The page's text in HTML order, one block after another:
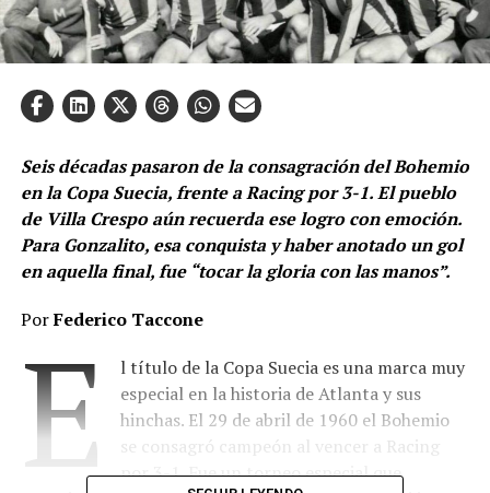
Seis décadas pasaron de la consagración del Bohemio
en la Copa Suecia, frente a Racing por 3-1. El pueblo
de Villa Crespo aún recuerda ese logro con emoción.
Para Gonzalito, esa conquista y haber anotado un gol
en aquella final, fue “tocar la gloria con las manos”.
PorFederico Taccone
E
l título de la Copa Suecia es una marca muy
especial en la historia de Atlanta y sus
hinchas. El 29 de abril de 1960 el Bohemio
se consagró campeón al vencer a Racing
por 3-1. Fue un torneo especial que